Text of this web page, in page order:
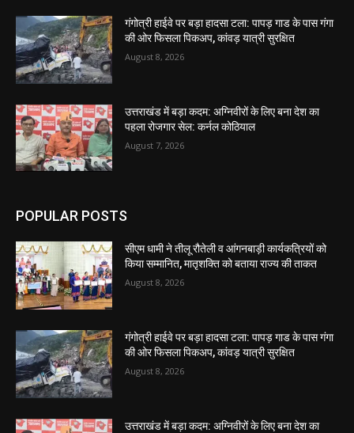
गंगोत्री हाईवे पर बड़ा हादसा टला: पापड़ गाड के पास गंगा
की ओर फिसला पिकअप, कांवड़ यात्री सुरक्षित
August 8, 2026
उत्तराखंड में बड़ा कदम: अग्निवीरों के लिए बना देश का
पहला रोजगार सेल: कर्नल कोठियाल
August 7, 2026
POPULAR POSTS
सीएम धामी ने तीलू रौतेली व आंगनबाड़ी कार्यकत्रियों को
किया सम्मानित, मातृशक्ति को बताया राज्य की ताकत
August 8, 2026
गंगोत्री हाईवे पर बड़ा हादसा टला: पापड़ गाड के पास गंगा
की ओर फिसला पिकअप, कांवड़ यात्री सुरक्षित
August 8, 2026
उत्तराखंड में बड़ा कदम: अग्निवीरों के लिए बना देश का